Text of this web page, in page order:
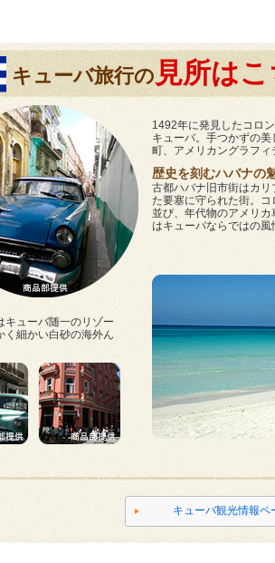
キューバ旅行の 見所はこ
1492年に発見したコロ
キューバ。手つかずの
町、アメリカングラフィ
歴史を刻むハバナの
古都ハバナ旧市街はカ
た要塞に守られた街。コ
並び、年代物のアメリ
はキューバならではの風
キューバ随一のリゾー
く細かい白砂の海外ん
キューバ観光情報ペ